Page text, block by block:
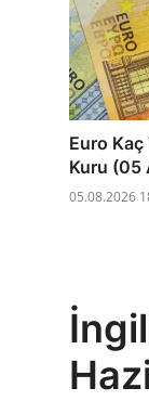
Euro Kaç
Kuru (05
05.08.2026